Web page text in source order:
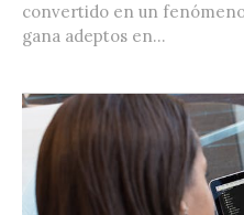
convertido en un
gana adeptos en...